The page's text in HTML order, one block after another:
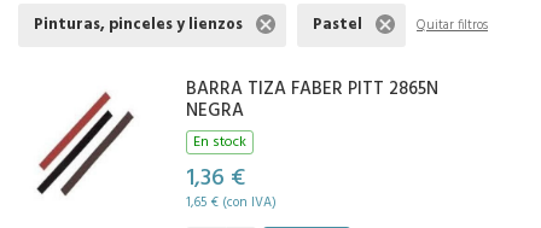
Pinturas, pinceles y lienzos Pastel Quitar filtros
BARRA TIZA FABER PITT 2865N
NEGRA
En stock
1,36 €
1,65 € (con IVA)